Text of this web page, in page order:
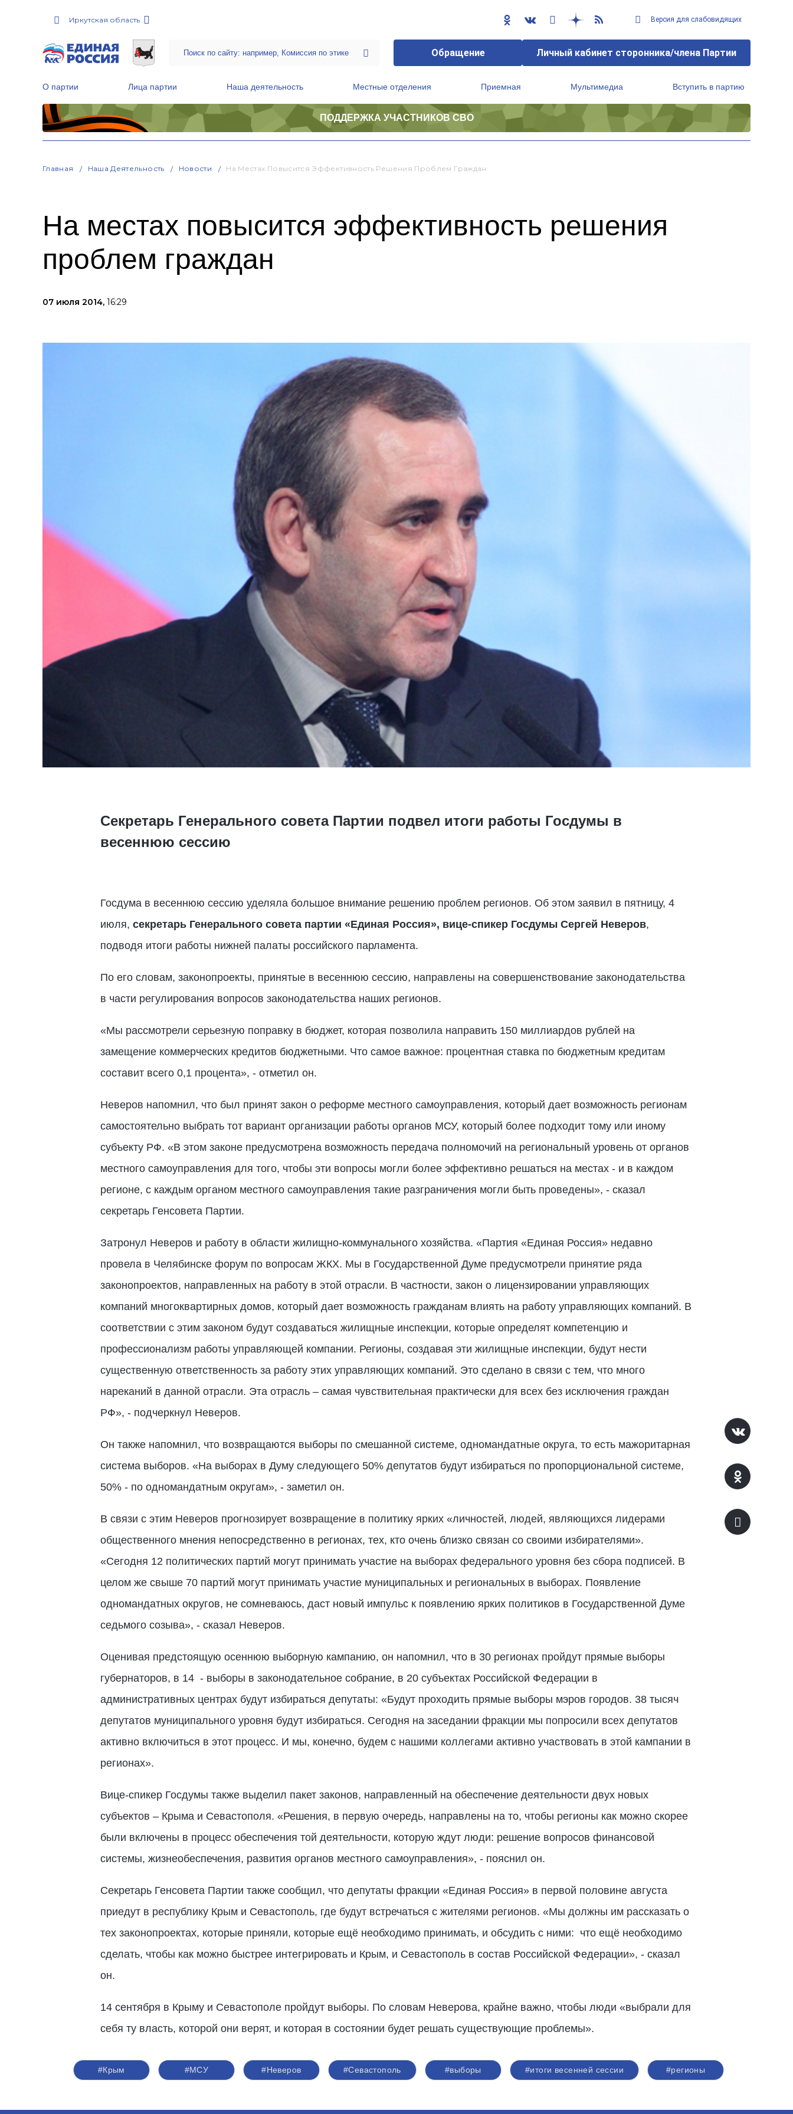
Иркутская область Версия для слабовидящих
Обращение Личный кабинет сторонника/члена Партии
О партии Лица партии Наша деятельность Местные отделения Приемная Мультимедиа Вступить в партию
ПОДДЕРЖКА УЧАСТНИКОВ СВО
Главная Наша Деятельность Новости На Местах Повысится Эффективность Решения Проблем Граждан
На местах повысится эффективность решения
проблем граждан
07 июля 2014, 16:29
Секретарь Генерального совета Партии подвел итоги работы Госдумы в
весеннюю сессию
Госдума в весеннюю сессию уделяла большое внимание решению проблем регионов. Об этом заявил в пятницу, 4
июля, секретарь Генерального совета партии «Единая Россия», вице-спикер Госдумы Сергей Неверов,
подводя итоги работы нижней палаты российского парламента.
По его словам, законопроекты, принятые в весеннюю сессию, направлены на совершенствование законодательства
в части регулирования вопросов законодательства наших регионов.
«Мы рассмотрели серьезную поправку в бюджет, которая позволила направить 150 миллиардов рублей на
замещение коммерческих кредитов бюджетными. Что самое важное: процентная ставка по бюджетным кредитам
составит всего 0,1 процента», - отметил он.
Неверов напомнил, что был принят закон о реформе местного самоуправления, который дает возможность регионам
самостоятельно выбрать тот вариант организации работы органов МСУ, который более подходит тому или иному
субъекту РФ. «В этом законе предусмотрена возможность передача полномочий на региональный уровень от органов
местного самоуправления для того, чтобы эти вопросы могли более эффективно решаться на местах - и в каждом
регионе, с каждым органом местного самоуправления такие разграничения могли быть проведены», - сказал
секретарь Генсовета Партии.
Затронул Неверов и работу в области жилищно-коммунального хозяйства. «Партия «Единая Россия» недавно
провела в Челябинске форум по вопросам ЖКХ. Мы в Государственной Думе предусмотрели принятие ряда
законопроектов, направленных на работу в этой отрасли. В частности, закон о лицензировании управляющих
компаний многоквартирных домов, который дает возможность гражданам влиять на работу управляющих компаний. В
соответствии с этим законом будут создаваться жилищные инспекции, которые определят компетенцию и
профессионализм работы управляющей компании. Регионы, создавая эти жилищные инспекции, будут нести
существенную ответственность за работу этих управляющих компаний. Это сделано в связи с тем, что много
нареканий в данной отрасли. Эта отрасль – самая чувствительная практически для всех без исключения граждан
РФ», - подчеркнул Неверов.
Он также напомнил, что возвращаются выборы по смешанной системе, одномандатные округа, то есть мажоритарная
система выборов. «На выборах в Думу следующего 50% депутатов будут избираться по пропорциональной системе,
50% - по одномандатным округам», - заметил он.
В связи с этим Неверов прогнозирует возвращение в политику ярких «личностей, людей, являющихся лидерами
общественного мнения непосредственно в регионах, тех, кто очень близко связан со своими избирателями».
«Сегодня 12 политических партий могут принимать участие на выборах федерального уровня без сбора подписей. В
целом же свыше 70 партий могут принимать участие муниципальных и региональных в выборах. Появление
одномандатных округов, не сомневаюсь, даст новый импульс к появлению ярких политиков в Государственной Думе
седьмого созыва», - сказал Неверов.
Оценивая предстоящую осеннюю выборную кампанию, он напомнил, что в 30 регионах пройдут прямые выборы
губернаторов, в 14 - выборы в законодательное собрание, в 20 субъектах Российской Федерации в
административных центрах будут избираться депутаты: «Будут проходить прямые выборы мэров городов. 38 тысяч
депутатов муниципального уровня будут избираться. Сегодня на заседании фракции мы попросили всех депутатов
активно включиться в этот процесс. И мы, конечно, будем с нашими коллегами активно участвовать в этой кампании в
регионах».
Вице-спикер Госдумы также выделил пакет законов, направленный на обеспечение деятельности двух новых
субъектов – Крыма и Севастополя. «Решения, в первую очередь, направлены на то, чтобы регионы как можно скорее
были включены в процесс обеспечения той деятельности, которую ждут люди: решение вопросов финансовой
системы, жизнеобеспечения, развития органов местного самоуправления», - пояснил он.
Секретарь Генсовета Партии также сообщил, что депутаты фракции «Единая Россия» в первой половине августа
приедут в республику Крым и Севастополь, где будут встречаться с жителями регионов. «Мы должны им рассказать о
тех законопроектах, которые приняли, которые ещё необходимо принимать, и обсудить с ними: что ещё необходимо
сделать, чтобы как можно быстрее интегрировать и Крым, и Севастополь в состав Российской Федерации», - сказал
он.
14 сентября в Крыму и Севастополе пройдут выборы. По словам Неверова, крайне важно, чтобы люди «выбрали для
себя ту власть, которой они верят, и которая в состоянии будет решать существующие проблемы».
#Крым #МСУ #Неверов #Севастополь #выборы #итоги весенней сессии #регионы